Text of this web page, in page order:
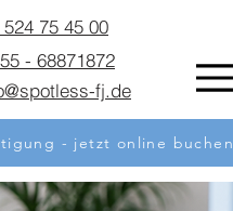
75 45 00
- 68871872
fj.de
- jetzt online buchen